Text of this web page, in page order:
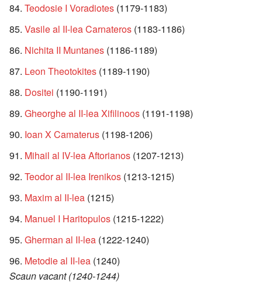
Teodosie I Voradiotes (1179-1183)
Vasile al II-lea Carnateros (1183-1186)
Nichita II Muntanes (1186-1189)
Leon Theotokites (1189-1190)
Dositei (1190-1191)
Gheorghe al II-lea Xifilinoos (1191-1198)
Ioan X Camaterus (1198-1206)
Mihail al IV-lea Aftorianos (1207-1213)
Teodor al II-lea Irenikos (1213-1215)
Maxim al II-lea (1215)
Manuel I Haritopulos (1215-1222)
Gherman al II-lea (1222-1240)
Metodie al II-lea (1240)
Scaun vacant (1240-1244)